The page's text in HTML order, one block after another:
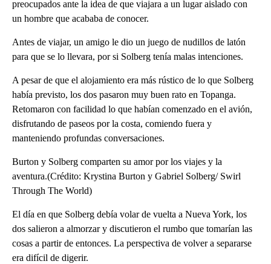
preocupados ante la idea de que viajara a un lugar aislado con
un hombre que acababa de conocer.
Antes de viajar, un amigo le dio un juego de nudillos de latón
para que se lo llevara, por si Solberg tenía malas intenciones.
A pesar de que el alojamiento era más rústico de lo que Solberg
había previsto, los dos pasaron muy buen rato en Topanga.
Retomaron con facilidad lo que habían comenzado en el avión,
disfrutando de paseos por la costa, comiendo fuera y
manteniendo profundas conversaciones.
Burton y Solberg comparten su amor por los viajes y la
aventura.(Crédito: Krystina Burton y Gabriel Solberg/ Swirl
Through The World)
El día en que Solberg debía volar de vuelta a Nueva York, los
dos salieron a almorzar y discutieron el rumbo que tomarían las
cosas a partir de entonces. La perspectiva de volver a separarse
era difícil de digerir.